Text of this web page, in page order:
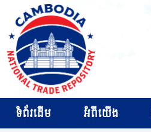
ទំព័រដើម អំពីយើង